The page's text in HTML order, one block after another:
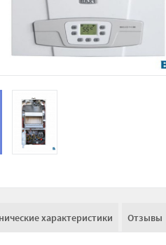
характеристики Отзывы